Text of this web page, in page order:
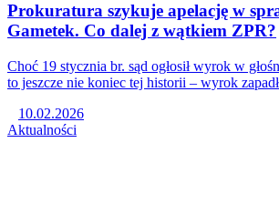
Prokuratura szykuje apelację w
Gametek. Co dalej z wątkiem ZPR?
Choć 19 stycznia br. sąd ogłosił wyrok w
to jeszcze nie koniec tej historii – wyrok
10.02.2026
Aktualności